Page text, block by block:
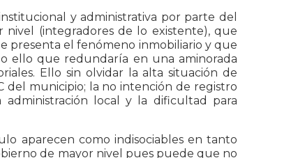
y administrativa por parte del
(integradores de lo existente), que
presenta el fenómeno inmobiliario y que
ello que redundaría en una aminorada
Ello sin olvidar la alta situación de
del municipio; la no intención de registro
local y la dificultad para
aparecen como indisociables en tanto
de mayor nivel pues puede que no